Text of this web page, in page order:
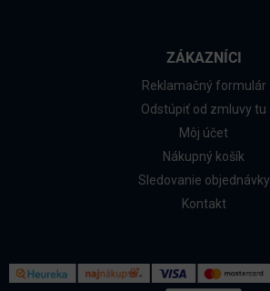
ZÁKAZNÍCI
Reklamačný formulár
Odstúpiť od zmluvy tu
Môj účet
Nákupný košík
Sledovanie objednávky
Kontakt